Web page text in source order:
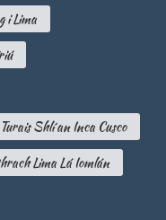
i Lima
Turais Shlí an Inca Cusco
Lima Lá Iomlán